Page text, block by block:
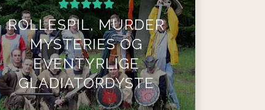
ROLLESPIL, MURDER
MYSTERIES OG
EVENTYRLIGE
GLADIATORDYSTE